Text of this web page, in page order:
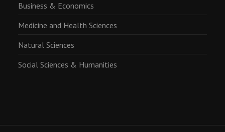
Business & Economics
Medicine and Health Sciences
Natural Sciences
Social Sciences & Humanities